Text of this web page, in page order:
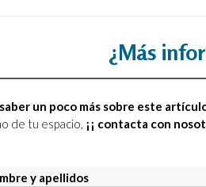
¿Más
un poco más sobre este
de tu espacio, ¡¡ contacta con
y apellidos